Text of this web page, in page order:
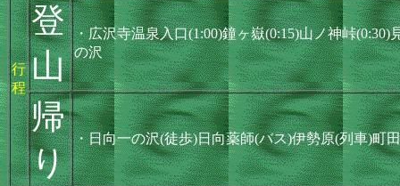
行
程
登
山
・広沢寺温泉入口(1:00)鐘ヶ嶽(0:15)山ノ神峠(0:30)
の沢
帰
り
・日向一の沢(徒歩)日向薬師(バス)伊勢原(列車)町